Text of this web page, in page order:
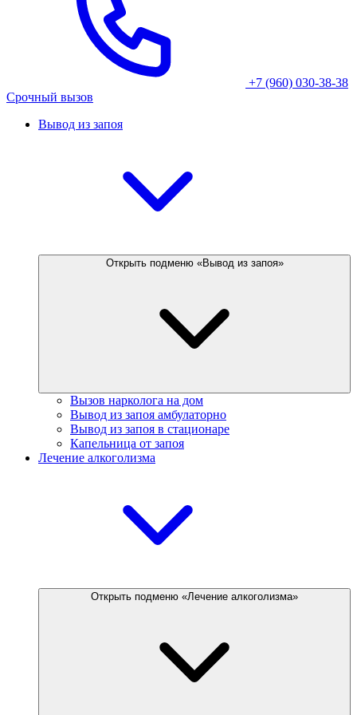
+7 (960) 030-38-38
Срочный вызов
Вывод из запоя
Открыть подменю «Вывод из запоя»
Вызов нарколога на дом
Вывод из запоя амбулаторно
Вывод из запоя в стационаре
Капельница от запоя
Лечение алкоголизма
Открыть подменю «Лечение алкоголизма»